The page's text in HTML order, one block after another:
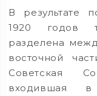
В результате
1920 годов
разделена
восточной
Советская
входившая